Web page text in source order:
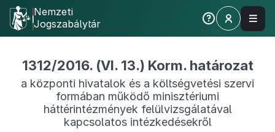
Nemzeti
Jogszabálytár
1312/2016. (VI. 13.) Korm. határozat
a központi hivatalok és a költségvetési szervi
formában működő minisztériumi
háttérintézmények felülvizsgálatával
kapcsolatos intézkedésekről